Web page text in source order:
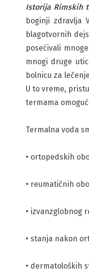
Istorija Rimskih
boginji zdravlja
blagotvornih
posećivali
mnogi druge
bolnicu za
U to vreme,
termama
Termalna voda
• ortopedskih
• reumatičnih
• izvanzglobnog
• stanja nakon
• dermatoloških